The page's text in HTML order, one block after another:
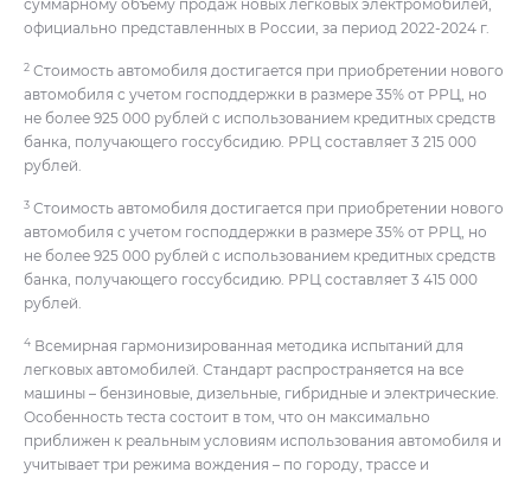
суммарному объему продаж новых легковых электромобилей,
официально представленных в России, за период 2022-2024 г.
2 Стоимость автомобиля достигается при приобретении нового
автомобиля с учетом господдержки в размере 35% от РРЦ, но
не более 925 000 рублей с использованием кредитных средств
банка, получающего госсубсидию. РРЦ составляет 3 215 000
рублей.
3 Стоимость автомобиля достигается при приобретении нового
автомобиля с учетом господдержки в размере 35% от РРЦ, но
не более 925 000 рублей с использованием кредитных средств
банка, получающего госсубсидию. РРЦ составляет 3 415 000
рублей.
4 Всемирная гармонизированная методика испытаний для
легковых автомобилей. Стандарт распространяется на все
машины – бензиновые, дизельные, гибридные и электрические.
Особенность теста состоит в том, что он максимально
приближен к реальным условиям использования автомобиля и
учитывает три режима вождения – по городу, трассе и